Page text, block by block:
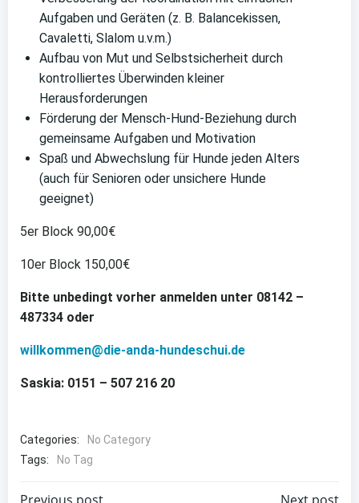
Aufgaben und Geräten (z. B. Balancekissen,
Cavaletti, Slalom u.v.m.)
Aufbau von Mut und Selbstsicherheit durch
kontrolliertes Überwinden kleiner
Herausforderungen
Förderung der Mensch-Hund-Beziehung durch
gemeinsame Aufgaben und Motivation
Spaß und Abwechslung für Hunde jeden Alters
(auch für Senioren oder unsichere Hunde
geeignet)
5er Block 90,00€
10er Block 150,00€
Bitte unbedingt vorher anmelden unter 08142 –
487334 oder
willkommen@die-anda-hundeschui.de
Saskia: 0151 – 507 216 20
Categories:
No Category
Tags:
No Tag